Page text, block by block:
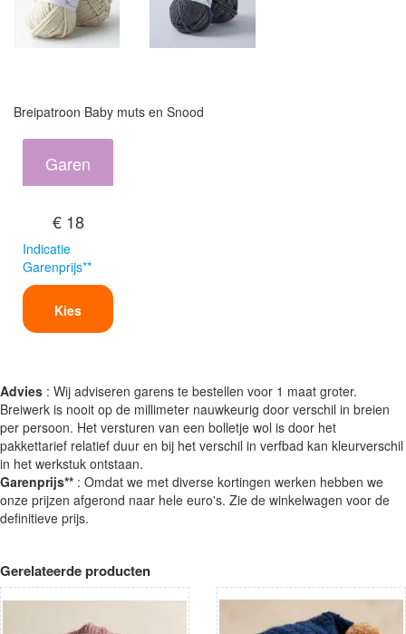
Breipatroon Baby muts en Snood
Garen
€ 18
Indicatie
Garenprijs**
Kies
Advies : Wij adviseren garens te bestellen voor 1 maat groter.
Breiwerk is nooit op de millimeter nauwkeurig door verschil in breien
per persoon. Het versturen van een bolletje wol is door het
pakkettarief relatief duur en bij het verschil in verfbad kan kleurverschil
in het werkstuk ontstaan.
Garenprijs** : Omdat we met diverse kortingen werken hebben we
onze prijzen afgerond naar hele euro's. Zie de winkelwagen voor de
definitieve prijs.
Gerelateerde producten